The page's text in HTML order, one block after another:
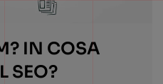
IN COSA
SEO?